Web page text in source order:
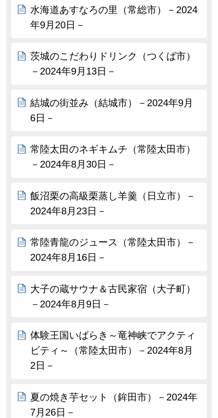
水海道あすなろの里（常総市）－2024
年9月20日－
茨城のこだわりドリンク（つくば市）
－2024年9月13日－
結城の街並み（結城市）－2024年9月
6日－
常陸太田のネギキムチ（常陸太田市）
－2024年8月30日－
飯沼栗の高級栗蒸し羊羹（日立市）－
2024年8月23日－
常陸青龍のジュース（常陸太田市）－
2024年8月16日－
大子の蔵サウナ＆古民家宿（大子町）
－2024年8月9日－
体験王国いばらき～竜神峡でアクティ
ビティ～（常陸太田市）－2024年8月
2日－
夏の焼き芋セット（鉾田市）－2024年
7月26日－